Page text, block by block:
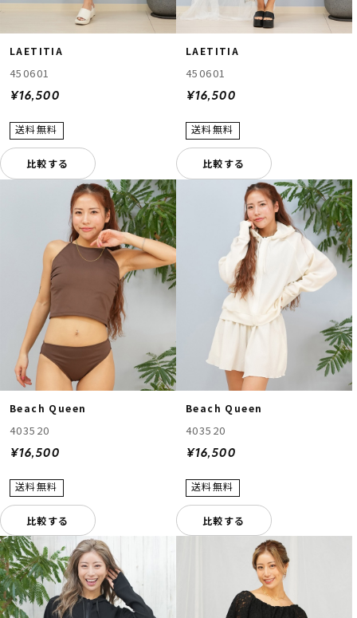
LAETITIA
450601
¥16,500
比較する
LAETITIA
450601
¥16,500
比較する
Beach Queen
403520
¥16,500
比較する
Beach Queen
403520
¥16,500
比較する